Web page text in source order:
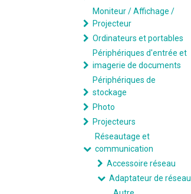
Moniteur / Affichage /
Projecteur
Ordinateurs et portables
Périphériques d'entrée et
imagerie de documents
Périphériques de
stockage
Photo
Projecteurs
Réseautage et
communication
Accessoire réseau
Adaptateur de réseau